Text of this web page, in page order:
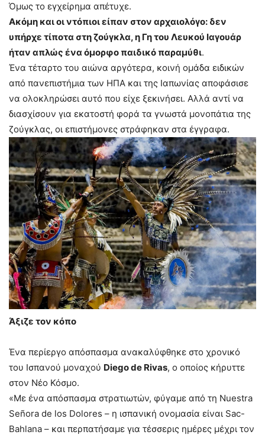
Όμως το εγχείρημα απέτυχε.
Ακόμη και οι ντόπιοι είπαν στον αρχαιολόγο: δεν
υπήρχε τίποτα στη ζούγκλα, η Γη του Λευκού Ιαγουάρ
ήταν απλώς ένα όμορφο παιδικό παραμύθι.
Ένα τέταρτο του αιώνα αργότερα, κοινή ομάδα ειδικών
από πανεπιστήμια των ΗΠΑ και της Ιαπωνίας αποφάσισε
να ολοκληρώσει αυτό που είχε ξεκινήσει. Αλλά αντί να
διασχίσουν για εκατοστή φορά τα γνωστά μονοπάτια της
ζούγκλας, οι επιστήμονες στράφηκαν στα έγγραφα.
Άξιζε τον κόπο
Ένα περίεργο απόσπασμα ανακαλύφθηκε στο χρονικό
του Ισπανού μοναχού Diego de Rivas, ο οποίος κήρυττε
στον Νέο Κόσμο.
«Με ένα απόσπασμα στρατιωτών, φύγαμε από τη Nuestra
Señora de los Dolores – η ισπανική ονομασία είναι Sac-
Bahlana – και περπατήσαμε για τέσσερις ημέρες μέχρι τον